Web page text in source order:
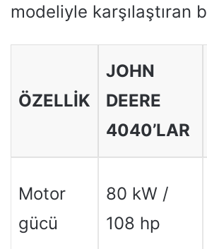
modeliyle karşılaştıran
ÖZELLIK
JOHN
DEERE
4040’LAR
Motor
gücü
80 kW /
108 hp